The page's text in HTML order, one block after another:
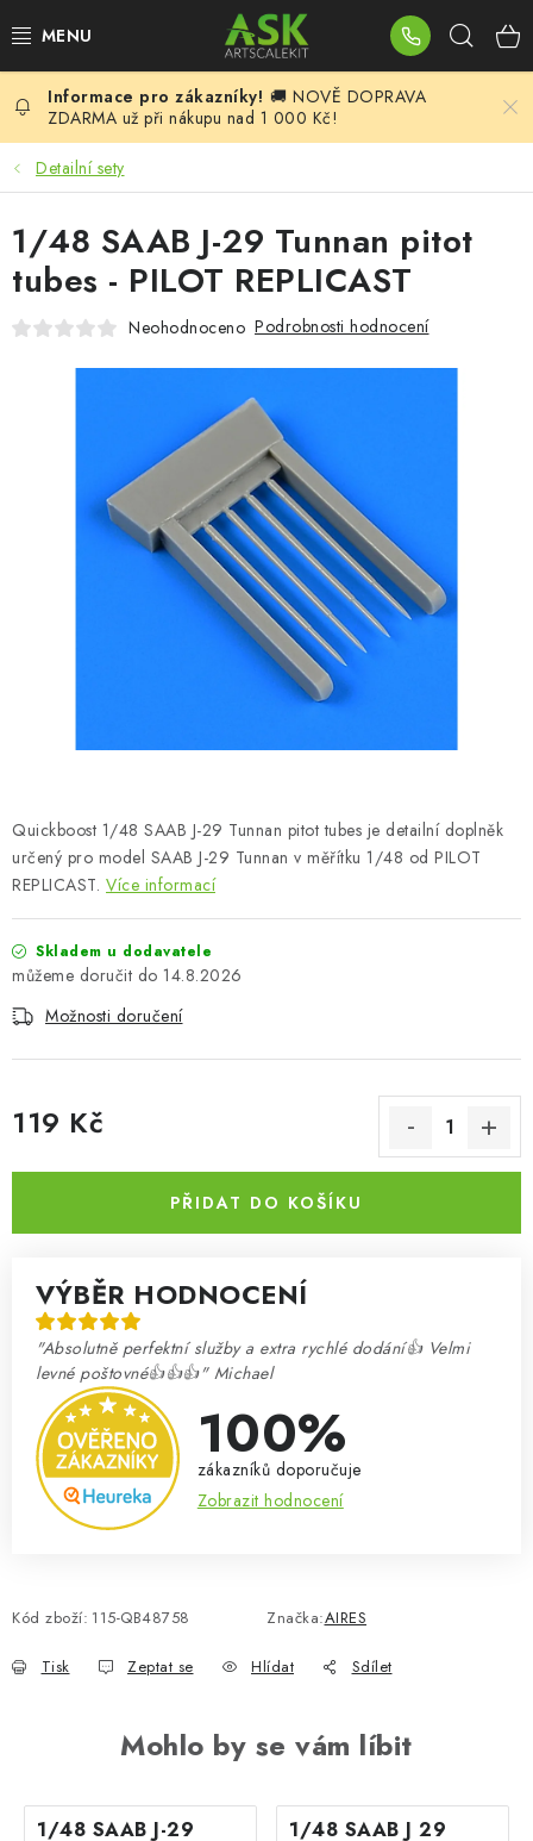
na
BLOG
SUMMER DAYS
WARHAMMER
ASK PRODUKTY
DOPLŇKY K MODELŮM
BARVY A POMŮCKY
O nás Moje objednávka Kontakty
Doprava a platba
Obchodní podmínky
Podmínky ochrany osobních údajů
Reklamační řád
Velkoobchod (B2B)
Převodník modelářských barev
🚚 NOVĚ DOPRAVA
ZDARMA už při nákupu nad 1 000 Kč!
Detailní sety
Quickboost 1/48 SAAB J-29 Tunnan pitot tubes je detailní doplněk
určený pro model SAAB J-29 Tunnan v měřítku 1/48 od PILOT
REPLICAST. Více informací
Skladem u dodavatele
14.8.2026
Možnosti doručení
119 Kč
PŘIDAT DO KOŠÍKU
VÝBĚR HODNOCENÍ
"Absolutně perfektní služby a extra rychlé dodání👍 Velmi
levné poštovné👍👍👍" Michael
100%
zákazníků doporučuje
Zobrazit hodnocení
Kód zboží: 115-QB48758 Značka:AIRES
Tisk Zeptat se Hlídat Sdílet
1/48 SAAB J-29 Tunnan pitot
tubes - PILOT REPLICAST
Neohodnoceno Podrobnosti hodnocení
Mohlo by se vám líbit
1/48 SAAB J-29
1/48 SAAB J 29